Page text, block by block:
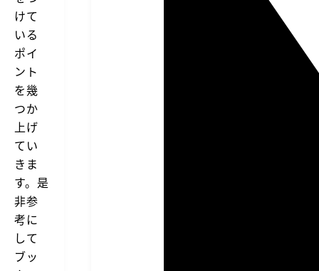
けて
いる
ポイ
ント
を幾
つか
上げ
てい
きま
す。是
非参
考に
して
ブッ